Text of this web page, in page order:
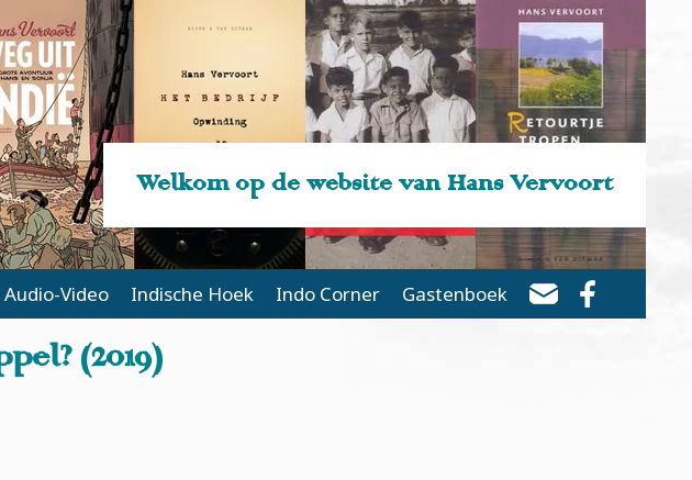
Welkom op de website van Hans Vervoort
Audio-Video Indische Hoek Indo Corner Gastenboek
(2019)